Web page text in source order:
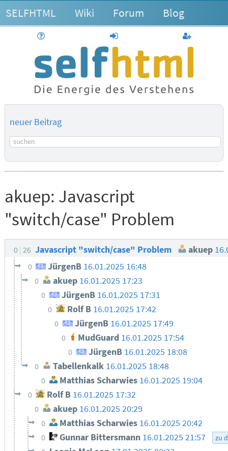
SELFHTML Wiki Forum Blog
anmelden
neuer Beitrag
Suchbegriff
akuep: Javascript
"switch/case" Problem
0 26 Javascript "switch/case" Problem akuep
0 JürgenB 16.01.2025 16:48
0 akuep 16.01.2025 17:23
0 JürgenB 16.01.2025 17:31
0 Rolf B 16.01.2025 17:42
0 JürgenB 16.01.2025 17:49
0 MudGuard 16.01.2025 17:54
0 JürgenB 16.01.2025 18:08
0 Tabellenkalk 16.01.2025 18:48
0 Matthias Scharwies 16.01.2025 19:04
0 Rolf B 16.01.2025 17:32
0 akuep 16.01.2025 20:29
0 Matthias Scharwies 16.01.2025 20:42
0 Gunnar Bittersmann 16.01.2025 21:57 zu